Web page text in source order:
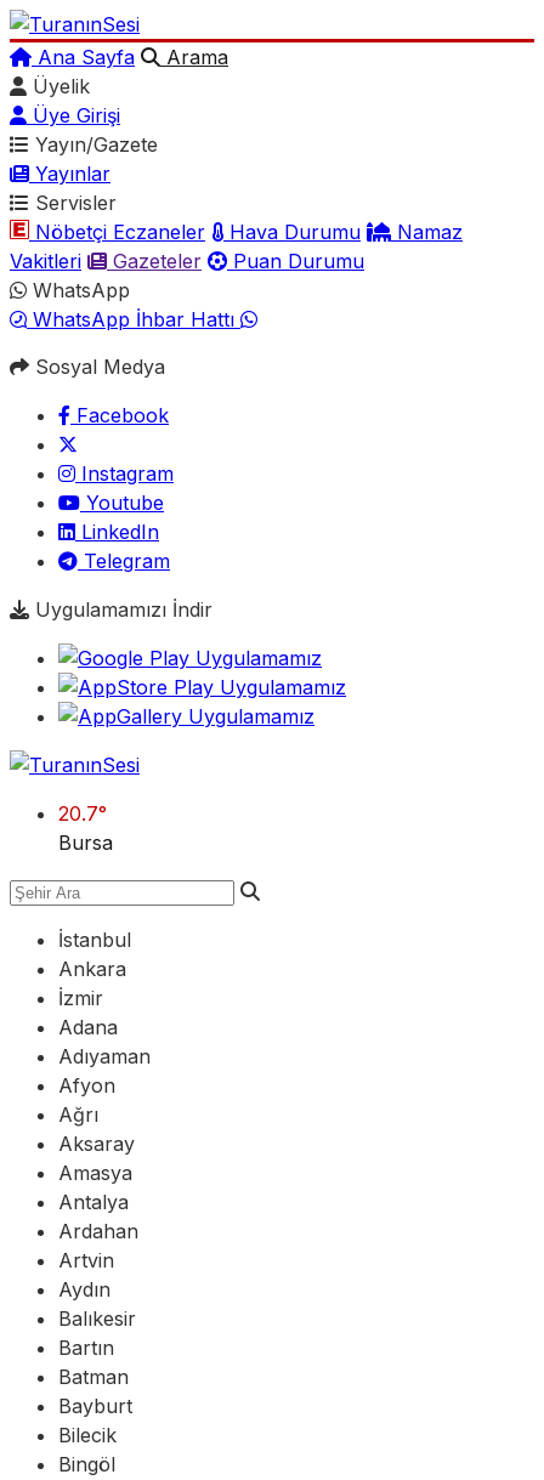
Ana Sayfa
Arama
Üyelik
Üye Girişi
Yayın/Gazete
Yayınlar
Servisler
Nöbetçi Eczaneler
Hava Durumu
Namaz
Vakitleri
Gazeteler
Puan Durumu
WhatsApp
WhatsApp İhbar Hattı
Sosyal Medya
Facebook
Instagram
Youtube
LinkedIn
Telegram
Uygulamamızı İndir
20.7°
Bursa
İstanbul
Ankara
İzmir
Adana
Adıyaman
Afyon
Ağrı
Aksaray
Amasya
Antalya
Ardahan
Artvin
Aydın
Balıkesir
Bartın
Batman
Bayburt
Bilecik
Bingöl